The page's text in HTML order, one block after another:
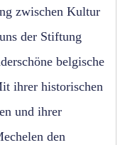
zwischen Kultur
der Stiftung
belgische
ihrer historischen
und ihrer
den